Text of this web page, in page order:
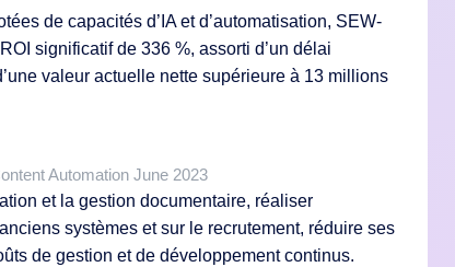
de capacités d’IA et d’automatisation, SEW-
significatif de 336 %, assorti d’un délai
valeur actuelle nette supérieure à 13 millions
Automation June 2023
et la gestion documentaire, réaliser
systèmes et sur le recrutement, réduire ses
de gestion et de développement continus.